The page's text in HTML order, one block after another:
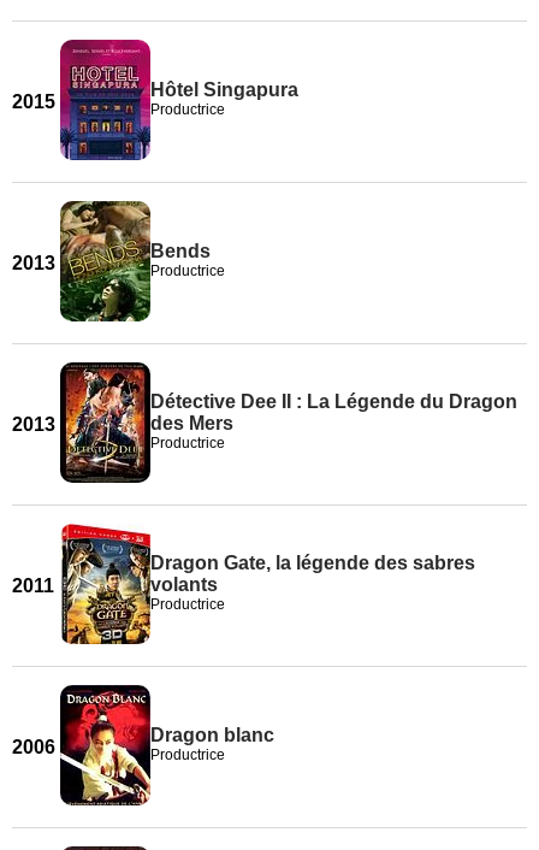
2015
Hôtel Singapura
Productrice
2013
Bends
Productrice
2013
Détective Dee II : La Légende du Dragon
des Mers
Productrice
2011
Dragon Gate, la légende des sabres
volants
Productrice
2006
Dragon blanc
Productrice